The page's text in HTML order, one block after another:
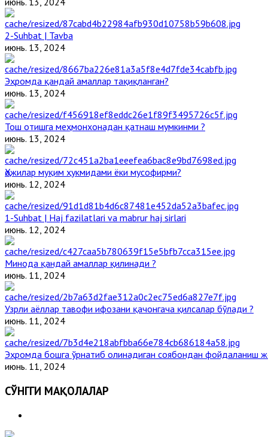
2-Suhbat | Tavba
июнь. 13, 2024
Эҳромда қандай амаллар тақиқланган?
июнь. 13, 2024
Тош отишга меҳмонхонадан қатнаш мумкинми ?
июнь. 13, 2024
Ҳожилар муқим ҳукмидами ёки мусофирми?
июнь. 12, 2024
1-Suhbat | Haj fazilatlari va mabrur haj sirlari
июнь. 12, 2024
Минода қандай амаллар қилинади ?
июнь. 11, 2024
Узрли аёллар тавофи ифозани қачонгача қилсалар бўлади ?
июнь. 11, 2024
Эҳромда бошга ўрнатиб олинадиган соябондан фойдаланиш
июнь. 11, 2024
СЎНГГИ МАҚОЛАЛАР